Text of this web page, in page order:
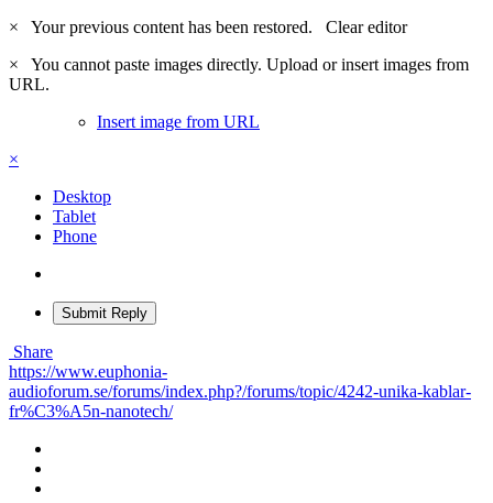
×
Your previous content has been restored. Clear editor
×
You cannot paste images directly. Upload or insert images from
URL.
Insert image from URL
×
Desktop
Tablet
Phone
Submit Reply
Share
https://www.euphonia-
audioforum.se/forums/index.php?/forums/topic/4242-unika-kablar-
fr%C3%A5n-nanotech/